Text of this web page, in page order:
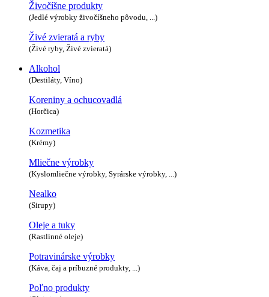
Živočíšne produkty
(Jedlé výrobky živočíšneho pôvodu, ...)
Živé zvieratá a ryby
(Živé ryby, Živé zvieratá)
Alkohol
(Destiláty, Víno)
Koreniny a ochucovadlá
(Horčica)
Kozmetika
(Krémy)
Mliečne výrobky
(Kyslomliečne výrobky, Syrárske výrobky, ...)
Nealko
(Sirupy)
Oleje a tuky
(Rastlinné oleje)
Potravinárske výrobky
(Káva, čaj a príbuzné produkty, ...)
Poľno produkty